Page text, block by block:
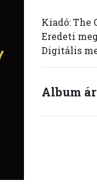
Kiadó: The
Eredeti
Digitális
Album